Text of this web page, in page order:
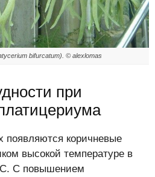
bifurcatum). © alexlomas
при
появляются коричневые
высокой температуре в
С повышением